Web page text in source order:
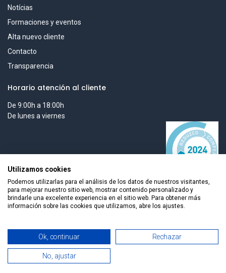
Notícias
Formaciones y eventos
Alta nuevo cliente
Contacto
Transparencia
Horario atención al cliente
De 9:00h a 18:00h
De lunes a viernes
Todos los derechos reservados © 2026 Smart Tech Ibd Global
Solutions, S.L.
Español
Utilizamos cookies
Podemos utilizarlas para el análisis de los datos de nuestros visitantes,
para mejorar nuestro sitio web, mostrar contenido personalizado y
brindarle una excelente experiencia en el sitio web. Para obtener más
información sobre las cookies que utilizamos, abre los ajustes.
Ok, continuar Rechazar
No, ajustar